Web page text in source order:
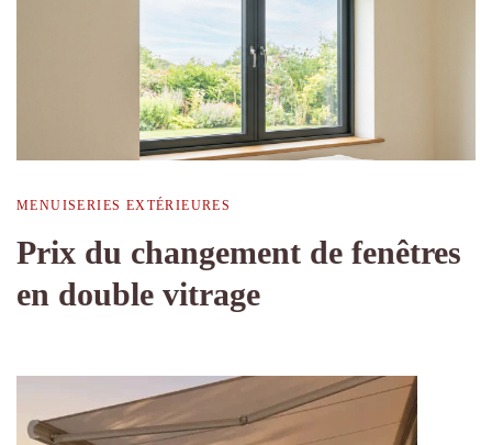
MENUISERIES EXTÉRIEURES
Prix du changement de fenêtres
en double vitrage